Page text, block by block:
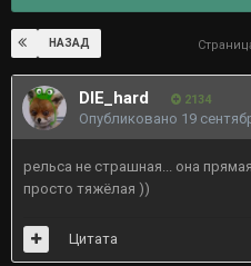
НАЗАД
DIE_hard 2134
Опубликовано 19
рельса не страшная... она
просто тяжёлая ))
Цитата